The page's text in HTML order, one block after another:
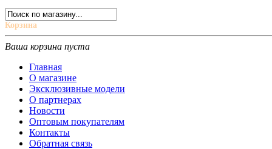
Корзина
Ваша корзина пуста
Главная
О магазине
Эксклюзивные модели
О партнерах
Новости
Оптовым покупателям
Контакты
Обратная связь